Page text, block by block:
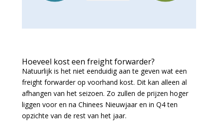
Hoeveel kost een freight forwarder?
Natuurlijk is het niet eenduidig aan te geven wat een
freight forwarder op voorhand kost. Dit kan alleen al
afhangen van het seizoen. Zo zullen de prijzen hoger
liggen voor en na Chinees Nieuwjaar en in Q4 ten
opzichte van de rest van het jaar.